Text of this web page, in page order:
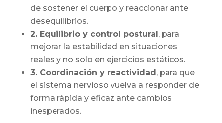
de sostener el cuerpo y reaccionar ante
desequilibrios.
2. Equilibrio y control postural, para
mejorar la estabilidad en situaciones
reales y no solo en ejercicios estáticos.
3. Coordinación y reactividad, para que
el sistema nervioso vuelva a responder de
forma rápida y eficaz ante cambios
inesperados.